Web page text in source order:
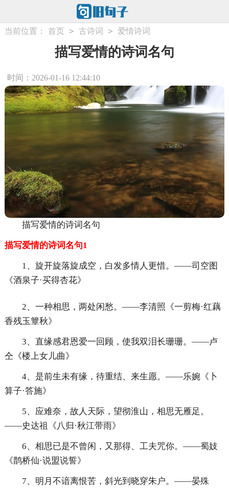
当前位置： 首页 > 古诗词 > 爱情诗词
描写爱情的诗词名句
时间：2026-01-16 12:44:10
描写爱情的诗词名句
描写爱情的诗词名句1
1、旋开旋落旋成空，白发多情人更惜。——司空图
《酒泉子·买得杏花》
2、一种相思，两处闲愁。——李清照《一剪梅·红藕
香残玉簟秋》
3、直缘感君恩爱一回顾，使我双泪长珊珊。——卢
仝《楼上女儿曲》
4、是前生未有缘，待重结、来生愿。——乐婉《卜
算子·答施》
5、应难奈，故人天际，望彻淮山，相思无雁足。
——史达祖《八归·秋江带雨》
6、相思已是不曾闲，又那得、工夫咒你。——蜀妓
《鹊桥仙·说盟说誓》
7、明月不谙离恨苦，斜光到晓穿朱户。——晏殊